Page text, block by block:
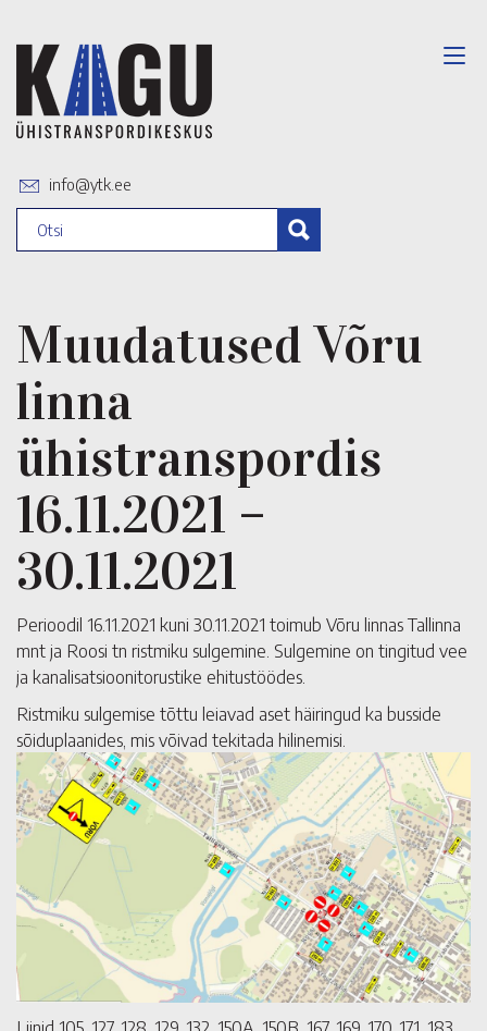
info@ytk.ee
Muudatused Võru
linna
ühistranspordis
16.11.2021 –
30.11.2021
Perioodil 16.11.2021 kuni 30.11.2021 toimub Võru linnas Tallinna
mnt ja Roosi tn ristmiku sulgemine. Sulgemine on tingitud vee
ja kanalisatsioonitorustike ehitustöödes.
Ristmiku sulgemise tõttu leiavad aset häiringud ka busside
sõiduplaanides, mis võivad tekitada hilinemisi.